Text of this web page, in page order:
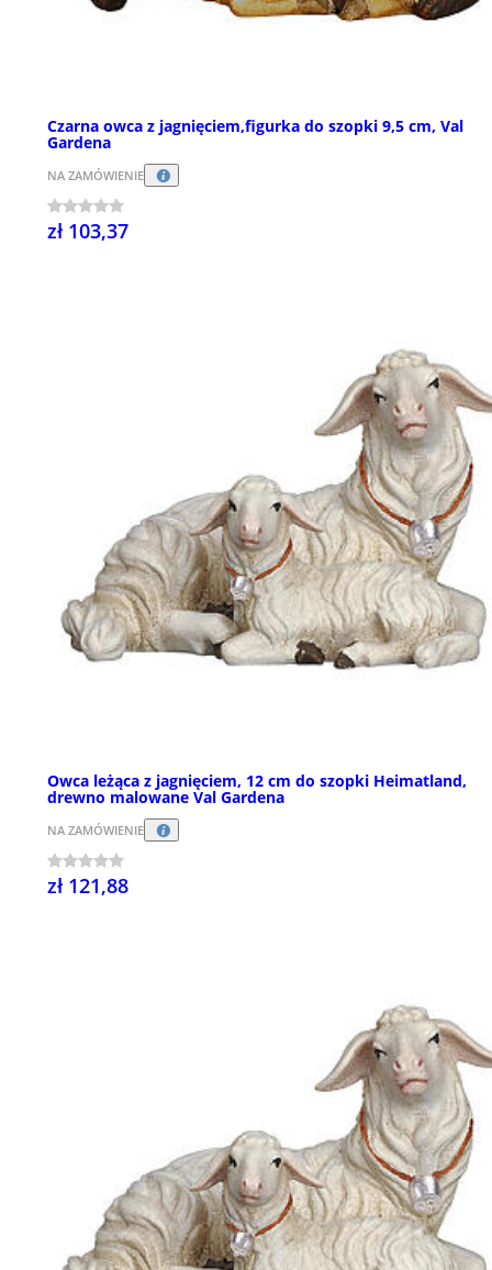
Czarna owca z jagnięciem,figurka do szopki 9,5 cm, Val
Gardena
NA ZAMÓWIENIE
zł 103,37
Owca leżąca z jagnięciem, 12 cm do szopki Heimatland,
drewno malowane Val Gardena
NA ZAMÓWIENIE
zł 121,88